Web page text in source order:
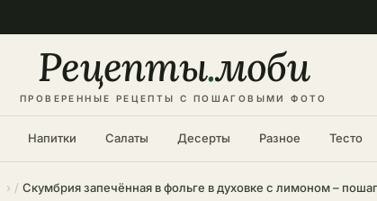
Рецепты.моби
ПРОВЕРЕННЫЕ РЕЦЕПТЫ С ПОШАГОВЫМИ ФОТО
Напитки Салаты Десерты Разное Тесто